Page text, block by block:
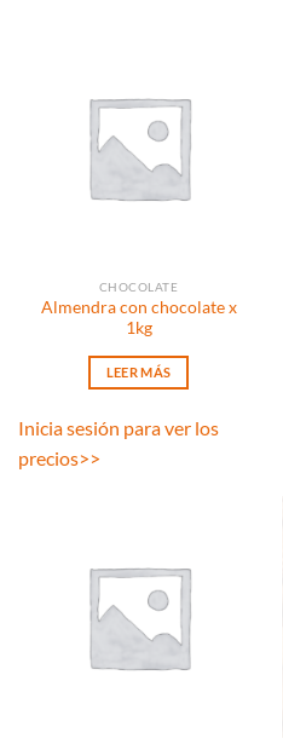
CHOCOLATE
Almendra con chocolate x
1kg
LEER MÁS
Inicia sesión para ver los
precios>>